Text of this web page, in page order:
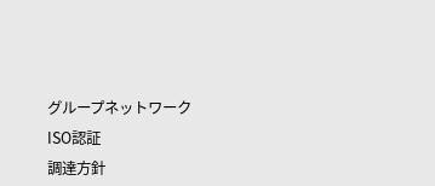
グループネットワーク
ISO認証
調達方針